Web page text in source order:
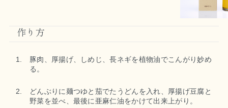
作り方
豚肉、厚揚げ、しめじ、長ネギを植物油でこんがり妙め
る。
どんぶりに麺つゆと茄でたうどんを入れ、厚揚げ豆腐と
野菜を並べ、最後に亜麻仁油をかけて出来上がり。